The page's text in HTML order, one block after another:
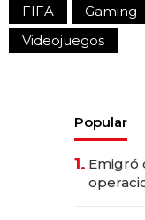
FIFA
Gaming
Videojuegos
Popular
1. Emigró